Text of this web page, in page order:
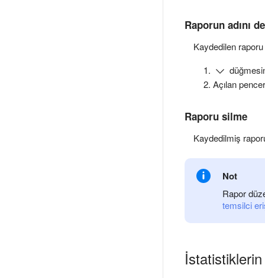
Raporun adını
Kaydedilen
Açılan
Raporu silme
Kaydedilmiş
Not
Rapor
temsilci